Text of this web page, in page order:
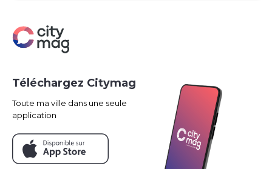
Téléchargez Citymag
Toute ma ville dans une seule
application